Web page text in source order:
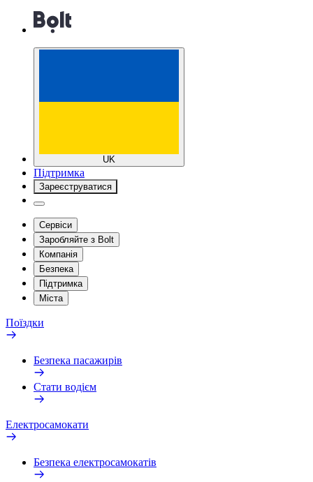
UK
Підтримка
Зареєструватися
Сервіси
Заробляйте з Bolt
Компанія
Безпека
Підтримка
Міста
Поїздки
Безпека пасажирів
Стати водієм
Електросамокати
Безпека електросамокатів